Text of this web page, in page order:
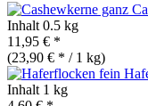
Inhalt 0.5 kg
11,95 € *
(23,90 € * / 1 kg)
Inhalt 1 kg